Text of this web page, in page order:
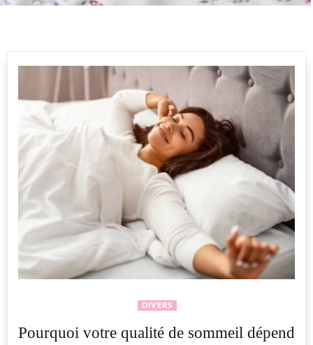
DIVERS
Pourquoi votre qualité de sommeil dépend